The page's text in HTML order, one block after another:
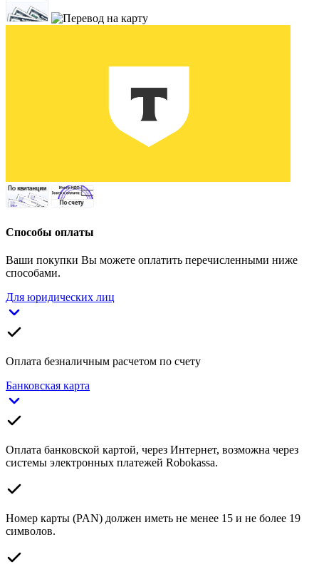
Способы оплаты
Ваши покупки Вы можете оплатить перечисленными ниже
способами.
Для юридических лиц
Оплата безналичным расчетом по счету
Банковская карта
Оплата банковской картой, через Интернет, возможна через
системы электронных платежей Robokassa.
Номер карты (PAN) должен иметь не менее 15 и не более 19
символов.